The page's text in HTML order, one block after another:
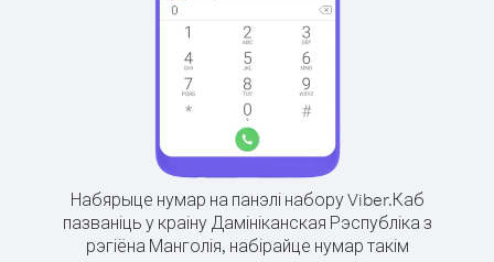
Набярыце нумар на панэлі набору Viber.Каб
пазваніць у краіну Дамініканская Рэспубліка з
рэгіёна Манголія, набірайце нумар такім